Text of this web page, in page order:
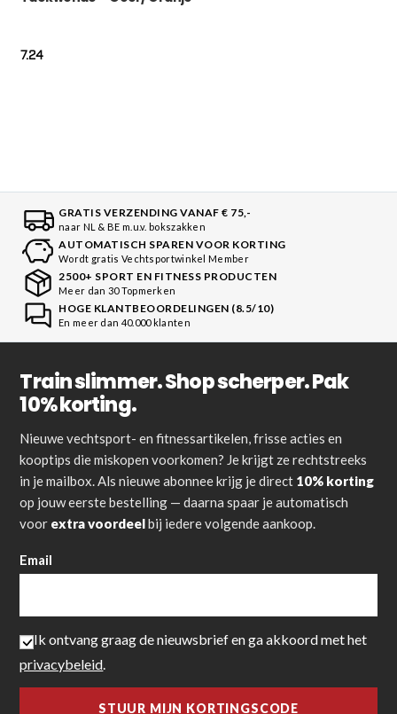
7.24
GRATIS VERZENDING VANAF € 75,-
naar NL & BE m.u.v. bokszakken
AUTOMATISCH SPAREN VOOR KORTING
Wordt gratis Vechtsportwinkel Member
2500+ SPORT EN FITNESS PRODUCTEN
Meer dan 30 Topmerken
HOGE KLANTBEOORDELINGEN (8.5/10)
En meer dan 40.000 klanten
Train slimmer. Shop scherper. Pak
10% korting.
Nieuwe vechtsport- en fitnessartikelen, frisse acties en
kooptips die miskopen voorkomen? Je krijgt ze rechtstreeks
in je mailbox. Als nieuwe abonnee krijg je direct 10% korting
op jouw eerste bestelling — daarna spaar je automatisch
voor extra voordeelbij iedere volgende aankoop.
Email
Ik ontvang graag de nieuwsbrief en ga akkoord met het
privacybeleid